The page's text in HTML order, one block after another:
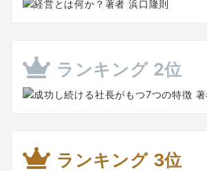
ランキング 2位
ランキング 3位